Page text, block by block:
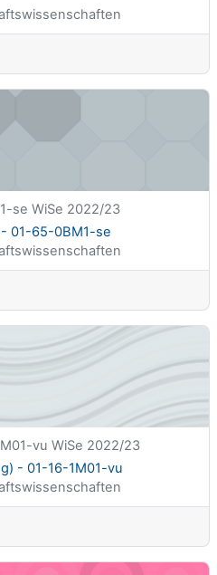
65-0BM1-se
se WiSe 2022/23
- 01-65-0BM1-se
01-16-1M01-vu
vu WiSe 2022/23
- 01-16-1M01-vu
Börsengängen - 01-16-0B01-se